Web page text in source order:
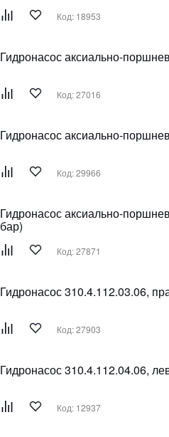
Код: 18953
Гидронасос аксиально-
Код: 27016
Гидронасос аксиально-
Код: 29966
Гидронасос аксиально-
бар)
Код: 27871
Гидронасос 310.4.112.03.06,
Код: 27903
Гидронасос 310.4.112.04.06,
Код: 12937